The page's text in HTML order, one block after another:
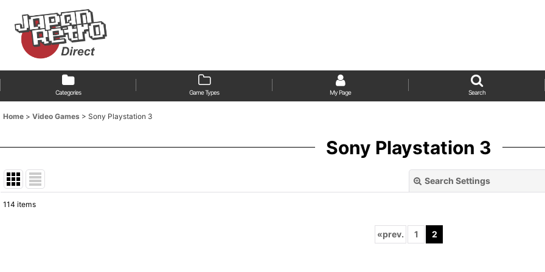
Categories Game Types My Page Search
Home > Video Games > Sony Playstation 3
Sony Playstation 3
Search Settings
114 items
«prev. 1 2